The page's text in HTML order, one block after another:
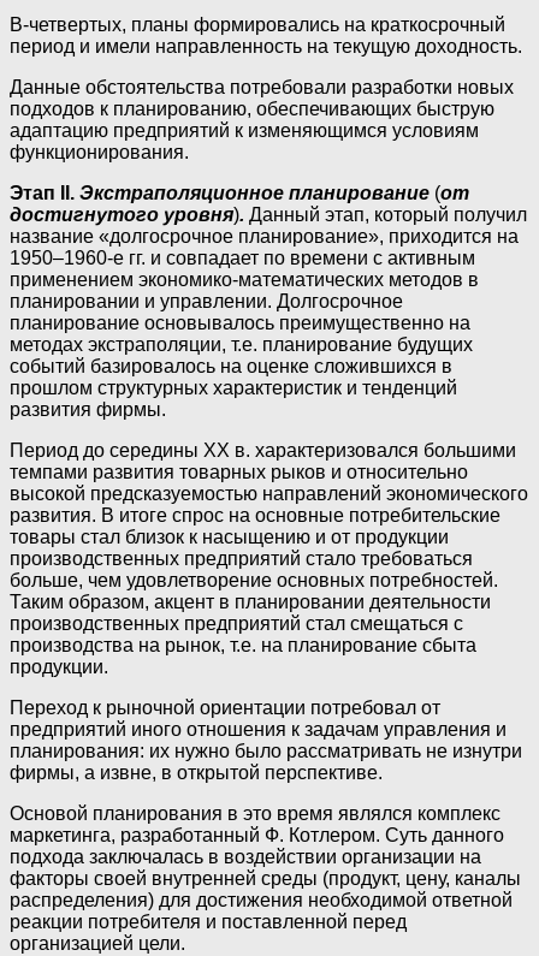
В-четвертых, планы формировались на краткосрочный
период и имели направленность на текущую доходность.
Данные обстоятельства потребовали разработки новых
подходов к планированию, обеспечивающих быструю
адаптацию предприятий к изменяющимся условиям
функционирования.
Этап II. Экстраполяционное планирование (от
достигнутого уровня). Данный этап, который получил
название «долгосрочное планирование», приходится на
1950–1960-е гг. и совпадает по времени с активным
применением экономико-математических методов в
планировании и управлении. Долгосрочное
планирование основывалось преимущественно на
методах экстраполяции, т.е. планирование будущих
событий базировалось на оценке сложившихся в
прошлом структурных характеристик и тенденций
развития фирмы.
Период до середины XX в. характеризовался большими
темпами развития товарных рыков и относительно
высокой предсказуемостью направлений экономического
развития. В итоге спрос на основные потребительские
товары стал близок к насыщению и от продукции
производственных предприятий стало требоваться
больше, чем удовлетворение основных потребностей.
Таким образом, акцент в планировании деятельности
производственных предприятий стал смещаться с
производства на рынок, т.е. на планирование сбыта
продукции.
Переход к рыночной ориентации потребовал от
предприятий иного отношения к задачам управления и
планирования: их нужно было рассматривать не изнутри
фирмы, а извне, в открытой перспективе.
Основой планирования в это время являлся комплекс
маркетинга, разработанный Ф. Котлером. Суть данного
подхода заключалась в воздействии организации на
факторы своей внутренней среды (продукт, цену, каналы
распределения) для достижения необходимой ответной
реакции потребителя и поставленной перед
организацией цели.